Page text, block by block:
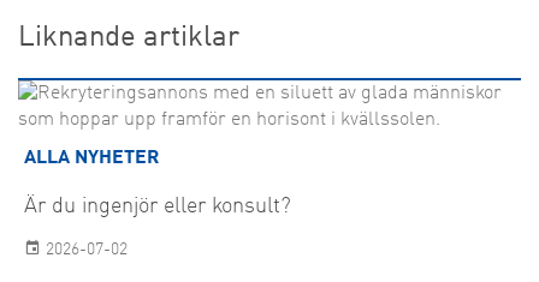
Liknande artiklar
ALLA NYHETER
Är du ingenjör eller konsult?
2026-07-02